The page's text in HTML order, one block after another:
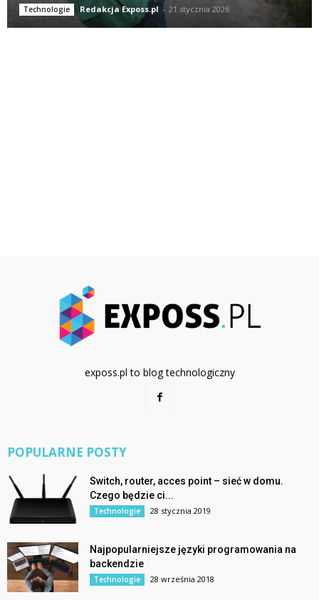
Technologie Redakcja Exposs.pl - 21 stycznia 2026
exposs.pl to blog technologiczny
POPULARNE POSTY
Switch, router, acces point – sieć w domu.
Czego będzie ci...
Technologie 28 stycznia 2019
Najpopularniejsze języki programowania na
backendzie
Technologie 28 września 2018